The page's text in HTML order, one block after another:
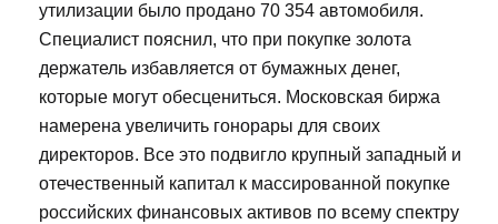
утилизации было продано 70 354 автомобиля.
Специалист пояснил, что при покупке золота
держатель избавляется от бумажных денег,
которые могут обесцениться. Московская биржа
намерена увеличить гонорары для своих
директоров. Все это подвигло крупный западный и
отечественный капитал к массированной покупке
российских финансовых активов по всему спектру